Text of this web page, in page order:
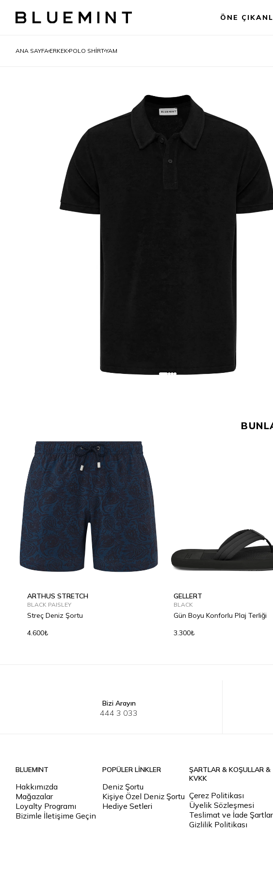
ÖNE
ANA SAYFA ERKEK POLO SHIRTYAM
XL 2XL
ARTHUS STRETCH
BLACK PAISLEY
Streç Deniz Şortu
4.600₺
GELLERT
BLACK
Gün Boyu Konforlu Plaj Terliği
3.300₺
Bizi Arayın
444 3 033
BLUEMINT
Hakkımızda
Mağazalar
Loyalty Programı
Bizimle İletişime Geçin
POPÜLER LİNKLER
Deniz Şortu
Kişiye Özel Deniz Şortu
Hediye Setleri
ŞARTLAR & KOŞULLAR &
KVKK
Çerez Politikası
Üyelik Sözleşmesi
Teslimat ve İade
Gizlilik Politikası